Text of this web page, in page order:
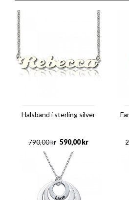
Halsband i sterling silver
kr
790,00 kr
590,00